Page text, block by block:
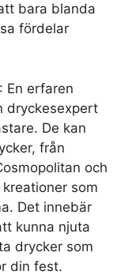
bara blanda
fördelar
: En erfaren
dryckesexpert
De kan
från
och
som
Det innebär
kunna njuta
drycker som
din fest.